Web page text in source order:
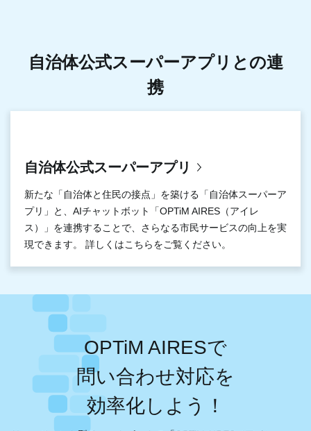
自治体公式スーパーアプリとの連
携
自治体公式スーパーアプリ
新たな「自治体と住民の接点」を築ける「自治体スーパーア
プリ」と、AIチャットボット「OPTiM AIRES（アイレ
ス）」を連携することで、さらなる市民サービスの向上を実
現できます。 詳しくはこちらをご覧ください。
OPTiM AIRESで
問い合わせ対応を
効率化しよう！